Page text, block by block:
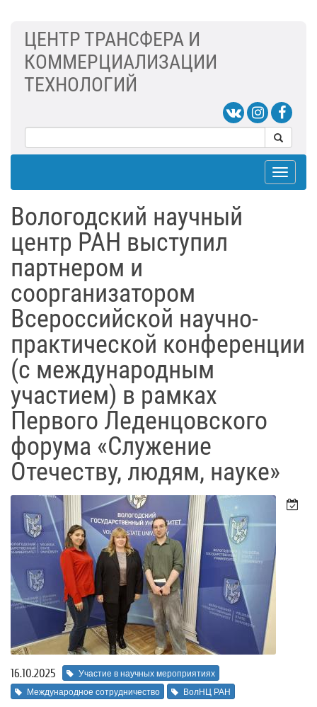
ЦЕНТР ТРАНСФЕРА И
КОММЕРЦИАЛИЗАЦИИ
ТЕХНОЛОГИЙ
Toggle
Вологодский научный
центр РАН выступил
партнером и
соорганизатором
Всероссийской научно-
практической конференции
(с международным
участием) в рамках
Первого Леденцовского
форума «Служение
Отечеству, людям, науке»
16.10.2025
Участие в научных мероприятиях
Международное сотрудничество
ВолНЦ РАН